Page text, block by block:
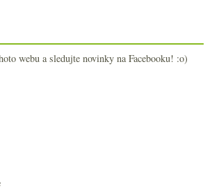
webu a sledujte novinky na Facebooku! :o)